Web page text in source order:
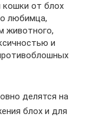
от блох
любимца,
животного,
и
делятся на
блох и для